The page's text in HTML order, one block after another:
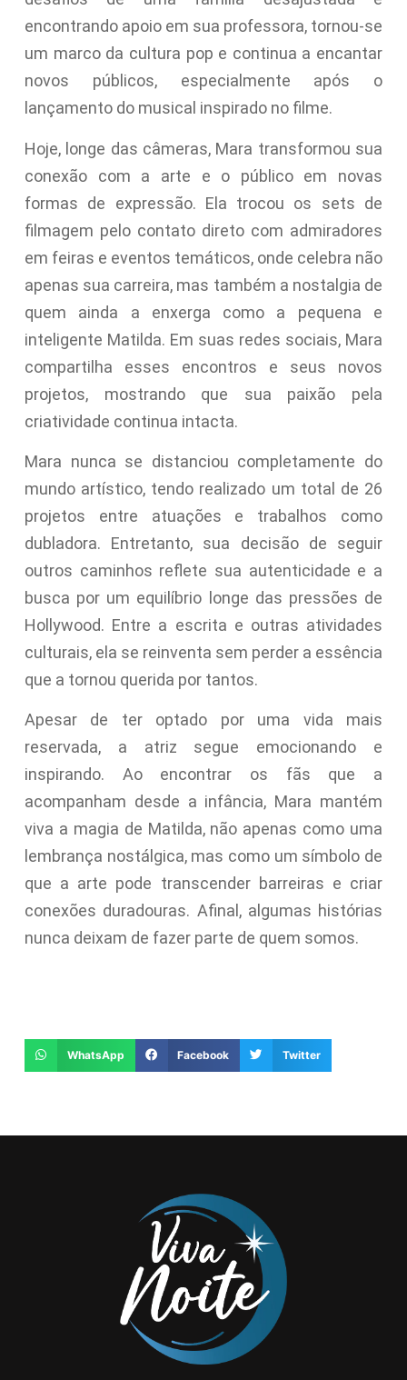
encontrando apoio em sua professora, tornou-se
um marco da cultura pop e continua a encantar
novos públicos, especialmente após o
lançamento do musical inspirado no filme.
Hoje, longe das câmeras, Mara transformou sua
conexão com a arte e o público em novas
formas de expressão. Ela trocou os sets de
filmagem pelo contato direto com admiradores
em feiras e eventos temáticos, onde celebra não
apenas sua carreira, mas também a nostalgia de
quem ainda a enxerga como a pequena e
inteligente Matilda. Em suas redes sociais, Mara
compartilha esses encontros e seus novos
projetos, mostrando que sua paixão pela
criatividade continua intacta.
Mara nunca se distanciou completamente do
mundo artístico, tendo realizado um total de 26
projetos entre atuações e trabalhos como
dubladora. Entretanto, sua decisão de seguir
outros caminhos reflete sua autenticidade e a
busca por um equilíbrio longe das pressões de
Hollywood. Entre a escrita e outras atividades
culturais, ela se reinventa sem perder a essência
que a tornou querida por tantos.
Apesar de ter optado por uma vida mais
reservada, a atriz segue emocionando e
inspirando. Ao encontrar os fãs que a
acompanham desde a infância, Mara mantém
viva a magia de Matilda, não apenas como uma
lembrança nostálgica, mas como um símbolo de
que a arte pode transcender barreiras e criar
conexões duradouras. Afinal, algumas histórias
nunca deixam de fazer parte de quem somos.
WhatsApp Facebook Twitter